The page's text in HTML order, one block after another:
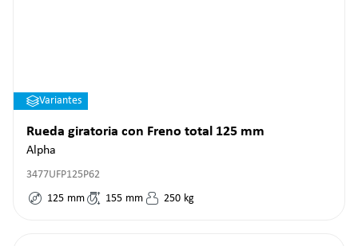
Variantes
Rueda giratoria con Freno total 125 mm
Alpha
3477UFP125P62
125 mm 155 mm 250 kg